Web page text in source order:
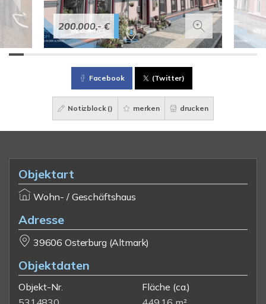
200.000,- €
Facebook (Twitter)
Notizblock () merken drucken
Objektart
Wohn- / Geschäftshaus
Adresse
39606 Osterburg (Altmark)
Objektdaten
Objekt-Nr.
Fläche (ca.)